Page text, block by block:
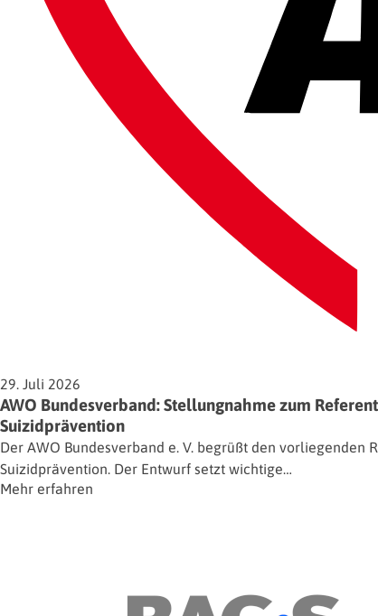
29. Juli 2026
AWO Bundesverband: Stellungnahme zum
Suizidprävention
Der AWO Bundesverband e. V. begrüßt den
Suizidprävention. Der Entwurf setzt wichtige…
Mehr erfahren